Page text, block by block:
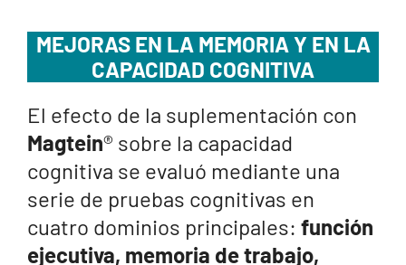
MEJORAS EN LA MEMORIA Y EN LA
CAPACIDAD COGNITIVA
El efecto de la suplementación con
Magtein® sobre la capacidad
cognitiva se evaluó mediante una
serie de pruebas cognitivas en
cuatro dominios principales: función
ejecutiva, memoria de trabajo,